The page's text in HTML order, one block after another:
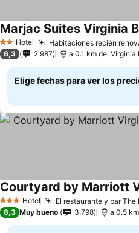
2 Estrellas
Hotel Habitaciones recién
Marjac Suites Virginia
6,3 2.987 a 0.1 km de:
Elige fechas para ver los
3 Estrellas
Hotel El restaurante y bar The
8,3 Muy bueno 3.798 a 0.5